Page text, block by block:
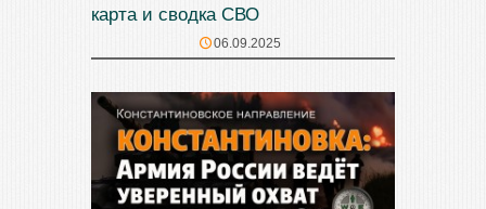
карта и сводка СВО
06.09.2025